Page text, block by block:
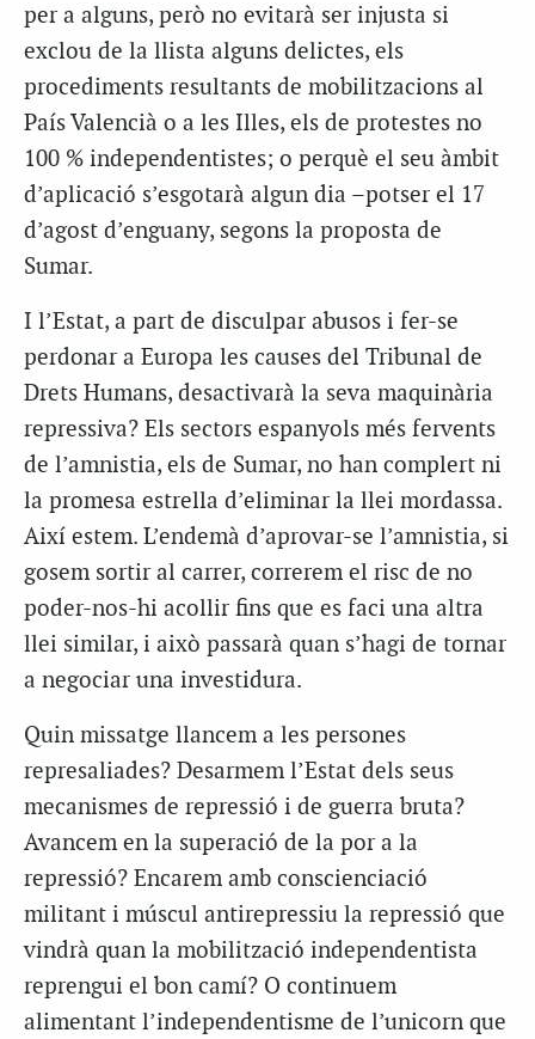
per a alguns, però no evitarà ser injusta si
exclou de la llista alguns delictes, els
procediments resultants de mobilitzacions al
País Valencià o a les Illes, els de protestes no
100 % independentistes; o perquè el seu àmbit
d’aplicació s’esgotarà algun dia –potser el 17
d’agost d’enguany, segons la proposta de
Sumar.
I l’Estat, a part de disculpar abusos i fer-se
perdonar a Europa les causes del Tribunal de
Drets Humans, desactivarà la seva maquinària
repressiva? Els sectors espanyols més fervents
de l’amnistia, els de Sumar, no han complert ni
la promesa estrella d’eliminar la llei mordassa.
Així estem. L’endemà d’aprovar-se l’amnistia, si
gosem sortir al carrer, correrem el risc de no
poder-nos-hi acollir fins que es faci una altra
llei similar, i això passarà quan s’hagi de tornar
a negociar una investidura.
Quin missatge llancem a les persones
represaliades? Desarmem l’Estat dels seus
mecanismes de repressió i de guerra bruta?
Avancem en la superació de la por a la
repressió? Encarem amb conscienciació
militant i múscul antirepressiu la repressió que
vindrà quan la mobilització independentista
reprengui el bon camí? O continuem
alimentant l’independentisme de l’unicorn que